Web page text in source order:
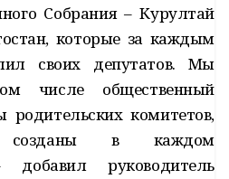
Собрания – Курултай
которые за каждым
своих депутатов. Мы
числе общественный
родительских комитетов,
в каждом
добавил руководитель